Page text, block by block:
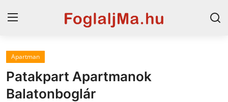
Magyarország
Horvát tengerpart
Apartman
Patakpart Apartmanok
Balatonboglár